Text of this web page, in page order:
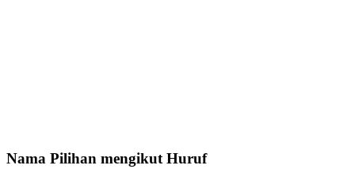
Nama Pilihan mengikut Huruf